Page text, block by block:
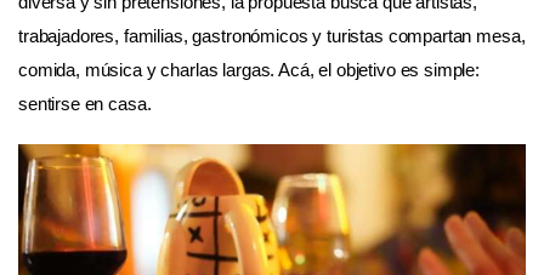
trabajadores, familias, gastronómicos y turistas compartan mesa,
comida, música y charlas largas. Acá, el objetivo es simple:
sentirse en casa.